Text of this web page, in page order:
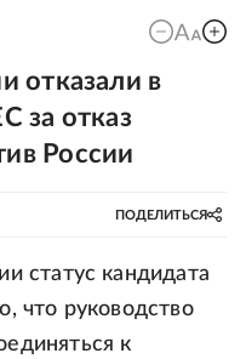
отказали в
за отказ
России
ПОДЕЛИТЬСЯ
статус кандидата
что руководство
к